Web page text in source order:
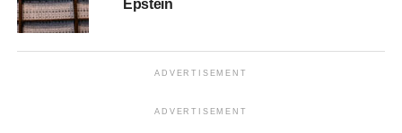
Epstein
ADVERTISEMENT
ADVERTISEMENT